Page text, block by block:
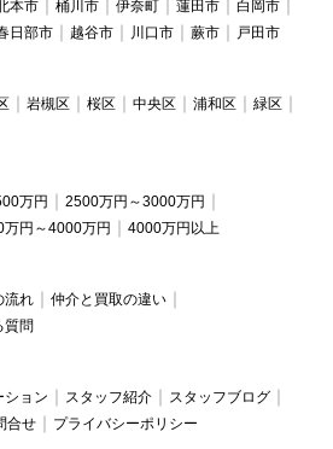
本市 桶川市 伊奈町 蓮田市
白岡市
日部市 越谷市 川口市 蕨市 戸田市
岩槻区 桜区 中央区 浦和区
緑区
万円
2500万円～3000万円
万円～4000万円 4000万円以上
流れ
仲介と買取の違い
質問
ション スタッフ紹介
スタッフブログ
合せ プライバシーポリシー